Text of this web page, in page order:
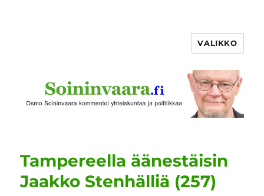
VALIKKO
Tampereella äänestäisin
Jaakko Stenhälliä (257)